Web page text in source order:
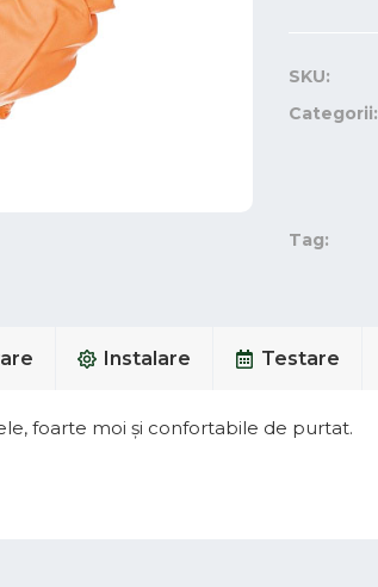
SKU:
Categorii:
Tag:
Instalare Testare
foarte moi și confortabile de purtat.